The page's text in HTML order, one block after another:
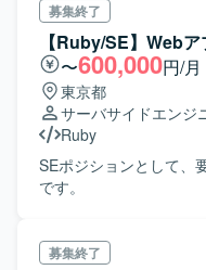
募集終了
【Ruby/SE】Web
〜600,000円/月
東京都
サーバサイドエンジ
Ruby
SEポジションとして、
です。
募集終了